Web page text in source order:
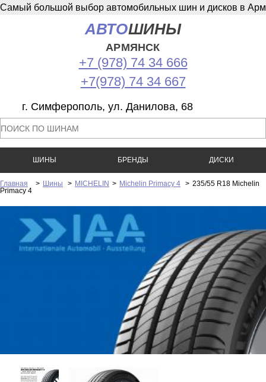
Самый большой выбор автомобильных шин и дисков в
АВТОШИНЫ
АРМЯНСК
+7 (978) 74 34 666
+7(978) 74 34 667
г. Симферополь, ул. Данилова, 68
ШИНЫ БРЕНДЫ ДИСКИ
Главная > Шины > MICHELIN > Michelin Primacy 4 > 235/55 R18 Michelin
Primacy 4